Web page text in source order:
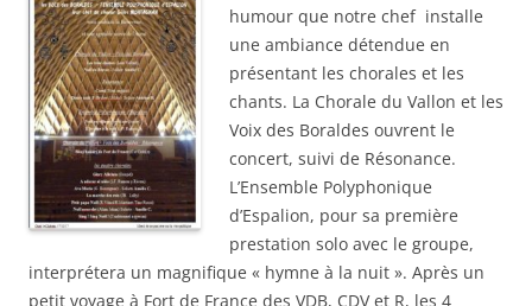
humour que notre chef installe
une ambiance détendue en
présentant les chorales et les
chants. La Chorale du Vallon et les
Voix des Boraldes ouvrent le
concert, suivi de Résonance.
L’Ensemble Polyphonique
d’Espalion, pour sa première
prestation solo avec le groupe,
interprétera un magnifique « hymne à la nuit ». Après un
petit voyage à Fort de France des VDB, CDV et R, les 4